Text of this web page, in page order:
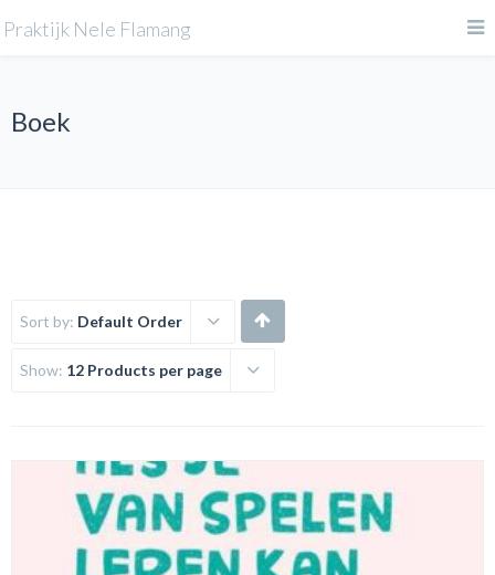
Boek
Sort by: Default Order
Show: 12 Products per page
Praktijk Nele Flamang